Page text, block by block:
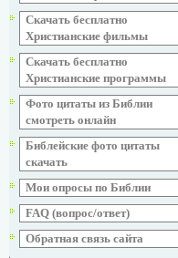
Скачать бесплатно
Христианские фильмы
Скачать бесплатно
Христианские программы
Фото цитаты из Библии
смотреть онлайн
Библейские фото цитаты
скачать
Мои опросы по Библии
FAQ (вопрос/ответ)
Обратная связь сайта